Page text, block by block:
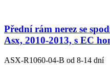
Přední rám nerez se
Asx, 2010-2013, s EC
ASX-R1060-04-B od 8-14 dní